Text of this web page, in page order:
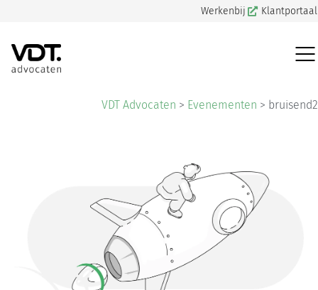
Werkenbij Klantportaal
VDT Advocaten > Evenementen > bruisend2